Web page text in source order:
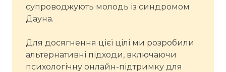
супроводжують молодь із синдромом
Дауна.
Для досягнення цієї цілі ми розробили
альтернативні підходи, включаючи
психологічну онлайн-підтримку для